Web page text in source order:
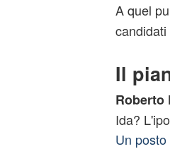
A quel
Il
Roberto
Ida?
Un